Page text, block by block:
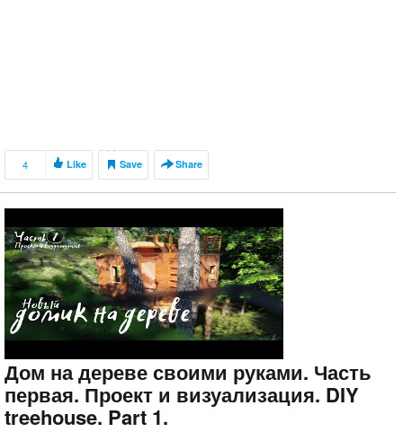
4 Like Save Share
Дом на дереве своими руками. Часть
первая. Проект и визуализация. DIY
treehouse. Part 1.